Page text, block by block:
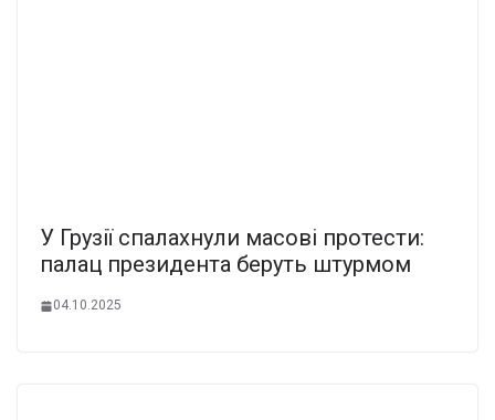
У Грузії спалахнули масові протести:
палац президента беруть штурмом
04.10.2025